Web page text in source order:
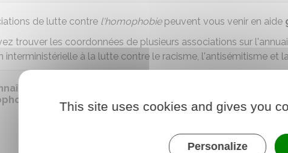
de lutte contre l'homophobiepeuvent vous venir en aide
trouver les coordonnées de plusieurs associations sur
interministérielle à la lutte contre le racisme, l'antisémitisme et
les associations de lutte contre le racisme,
etc.
Accéder au service en ligne
This site uses cookies and gives you
Personalize